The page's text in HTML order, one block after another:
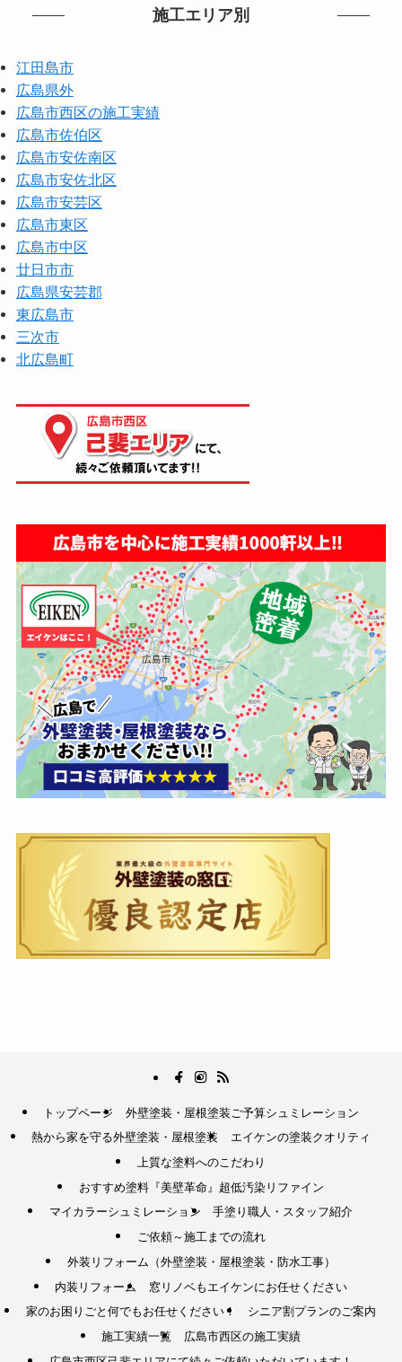
施工エリア別
江田島市
広島県外
広島市西区の施工実績
広島市佐伯区
広島市安佐南区
広島市安佐北区
広島市安芸区
広島市東区
広島市中区
廿日市市
広島県安芸郡
東広島市
三次市
北広島町
トップページ
外壁塗装・屋根塗装ご予算シュミレーション
熱から家を守る外壁塗装・屋根塗装
エイケンの塗装クオリティ
上質な塗料へのこだわり
おすすめ塗料『美壁革命』超低汚染リファイン
マイカラーシュミレーション
手塗り職人・スタッフ紹介
ご依頼～施工までの流れ
外装リフォーム（外壁塗装・屋根塗装・防水工事）
内装リフォーム
窓リノベもエイケンにお任せください
家のお困りごと何でもお任せください！
シニア割プランのご案内
施工実績一覧
広島市西区の施工実績